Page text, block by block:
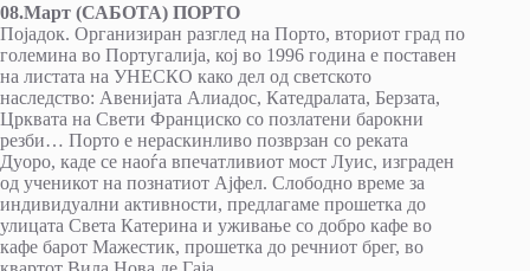
08.Март (САБОТА) ПОРТО
Појадок. Организиран разглед на Порто, вториот град по
големина во Португалија, кој во 1996 година е поставен
на листата на УНЕСКО како дел од светското
наследство: Авенијата Алиадос, Катедралата, Берзата,
Црквата на Свети Франциско со позлатени барокни
резби… Порто е нераскинливо позврзан со реката
Дуоро, каде се наоѓа впечатливиот мост Луис, изграден
од ученикот на познатиот Ајфел. Слободно време за
индивидуални активности, предлагаме прошетка до
улицата Света Катерина и уживање со добро кафе во
кафе барот Мажестик, прошетка до речниот брег, во